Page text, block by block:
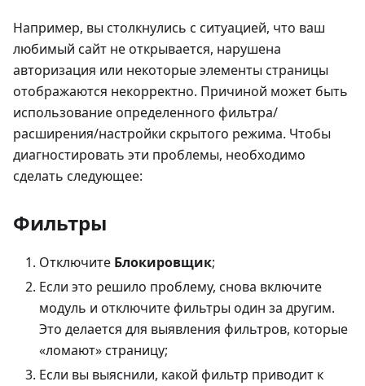
Например, вы столкнулись с ситуацией, что ваш
любимый сайт не открывается, нарушена
авторизация или некоторые элементы страницы
отображаются некорректно. Причиной может быть
использование определенного фильтра/
расширения/настройки скрытого режима. Чтобы
диагностировать эти проблемы, необходимо
сделать следующее:
Фильтры
Отключите Блокировщик;
Если это решило проблему, снова включите
модуль и отключите фильтры один за другим.
Это делается для выявления фильтров, которые
«ломают» страницу;
Если вы выяснили, какой фильтр приводит к